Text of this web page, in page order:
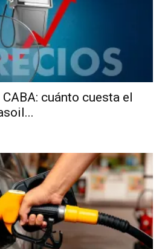
cuánto cuesta el